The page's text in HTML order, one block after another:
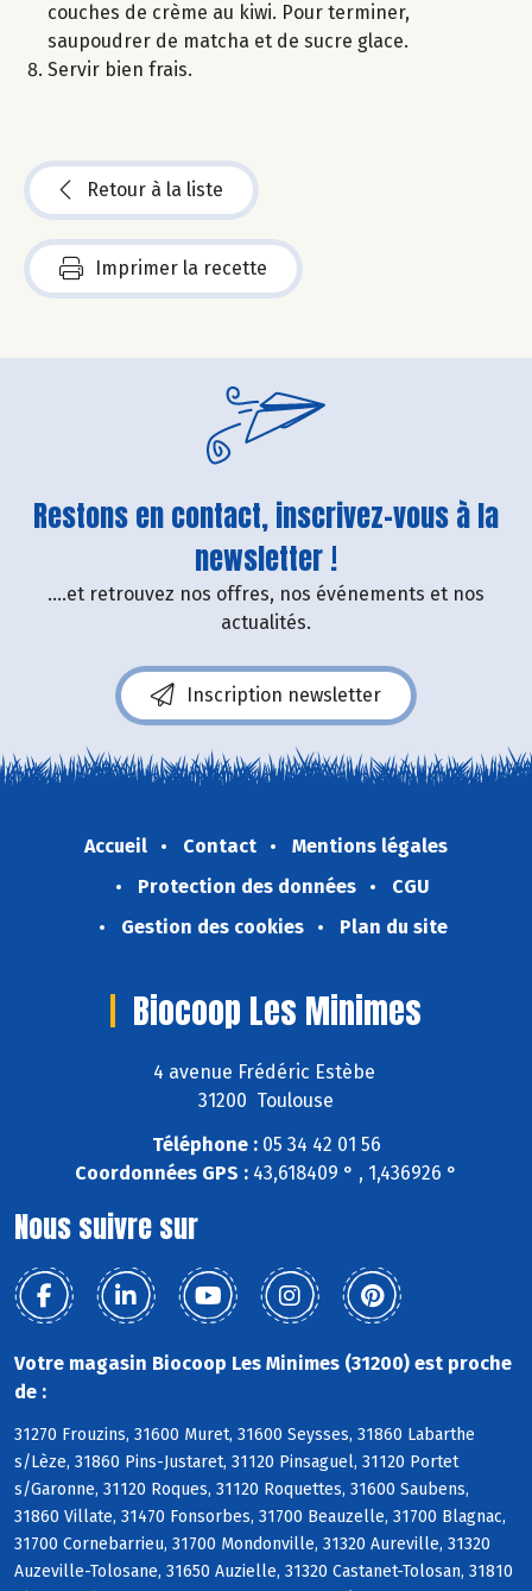
couches de crème au kiwi. Pour terminer,
saupoudrer de matcha et de sucre glace.
Servir bien frais.
Retour à la liste
Imprimer la recette
Restons en contact, inscrivez-vous à la
newsletter !
....et retrouvez nos offres, nos événements et nos
actualités.
Inscription newsletter
Accueil Contact
Mentions légales
Protection des données
CGU
Gestion des cookies
Plan du site
Biocoop Les Minimes
4 avenue Frédéric Estèbe
31200 Toulouse
Téléphone :05 34 42 01 56
Coordonnées GPS : 43,618409 ° , 1,436926 °
Nous suivre sur
Votre magasin Biocoop Les Minimes (31200) est proche
de :
31270 Frouzins, 31600 Muret, 31600 Seysses, 31860 Labarthe
s/Lèze, 31860 Pins-Justaret, 31120 Pinsaguel, 31120 Portet
s/Garonne, 31120 Roques, 31120 Roquettes, 31600 Saubens,
31860 Villate, 31470 Fonsorbes, 31700 Beauzelle, 31700 Blagnac,
31700 Cornebarrieu, 31700 Mondonville, 31320 Aureville, 31320
Auzeville-Tolosane, 31650 Auzielle, 31320 Castanet-Tolosan, 31810